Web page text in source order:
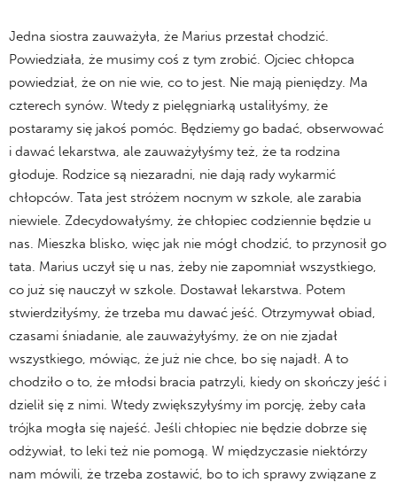
Jedna siostra zauważyła, że Marius przestał chodzić.
Powiedziała, że musimy coś z tym zrobić. Ojciec chłopca
powiedział, że on nie wie, co to jest. Nie mają pieniędzy. Ma
czterech synów. Wtedy z pielęgniarką ustaliłyśmy, że
postaramy się jakoś pomóc. Będziemy go badać, obserwować
i dawać lekarstwa, ale zauważyłyśmy też, że ta rodzina
głoduje. Rodzice są niezaradni, nie dają rady wykarmić
chłopców. Tata jest stróżem nocnym w szkole, ale zarabia
niewiele. Zdecydowałyśmy, że chłopiec codziennie będzie u
nas. Mieszka blisko, więc jak nie mógł chodzić, to przynosił go
tata. Marius uczył się u nas, żeby nie zapomniał wszystkiego,
co już się nauczył w szkole. Dostawał lekarstwa. Potem
stwierdziłyśmy, że trzeba mu dawać jeść. Otrzymywał obiad,
czasami śniadanie, ale zauważyłyśmy, że on nie zjadał
wszystkiego, mówiąc, że już nie chce, bo się najadł. A to
chodziło o to, że młodsi bracia patrzyli, kiedy on skończy jeść i
dzielił się z nimi. Wtedy zwiększyłyśmy im porcję, żeby cała
trójka mogła się najeść. Jeśli chłopiec nie będzie dobrze się
odżywiał, to leki też nie pomogą. W międzyczasie niektórzy
nam mówili, że trzeba zostawić, bo to ich sprawy związane z